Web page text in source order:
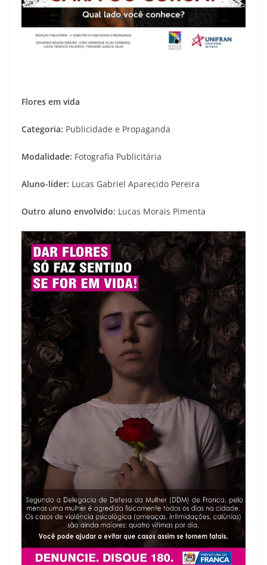
Flores em vida
Categoria: Publicidade e Propaganda
Modalidade: Fotografia Publicitária
Aluno-líder: Lucas Gabriel Aparecido Pereira
Outro aluno envolvido: Lucas Morais Pimenta